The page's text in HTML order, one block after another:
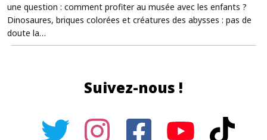
une question : comment profiter au musée avec les enfants ?
Dinosaures, briques colorées et créatures des abysses : pas de
doute la…
Suivez-nous !